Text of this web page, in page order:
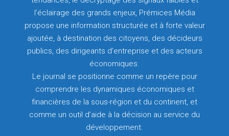
l’éclairage des grands enjeux, Prémices Média
propose une information structurée et à forte valeur
ajoutée, à destination des citoyens, des décideurs
publics, des dirigeants d’entreprise et des acteurs
économiques.
Le journal se positionne comme un repère pour
comprendre les dynamiques économiques et
financières de la sous-région et du continent, et
comme un outil d’aide à la décision au service du
développement.